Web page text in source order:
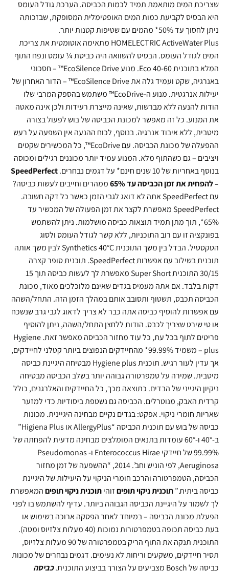
שצריכת המים מותאמת תמיד לכמות הכביסה. הערכת גודל העומס
היא הבסיס לקביעת כמות המים האופטימלית המסופקת, שבזכותה
ניתן לחסוך עד 50%* מהמים עם שטיפות קטנות יותר.
HOMELECTRIC ActiveWater Plus מתאימה אוטומטית את צריכת
המים לגודל העומס. הבסיס להשוואה היה כביסת ¼ עומס ונפח התוף
המלא בתוכנית Eco 40-60. מנוע EcoSilence Drive™ – חסכוני
באנרגיה, שקט ועמיד גלה את EcoSilence Drive™ – הדור האחרון של
יעילות אנרגטית. מנוע ה-EcoDrive™ משתמש בהספק המרבי שלו
הודות להנעה ללא מברשות, שאינה מייצרת רעידות ולכן אינה מאטה
את המנוע. כל זה מאפשר למכונת הכביסה של בוש לפעול בצורה
מיטבית, ללא איבוד אנרגיה. בנוסף, לכוח ההנעה אין השפעה על רעש
ההפעלה של מכונת הכביסה. עם EcoDrive™, כל המכשירים שקטים
ויציבים – גם כשהתוף מלא. המנוע עמיד יותר מכוננים רגילים ומכוסה
בנוסף באחריות של 10 שנים חינם* על דגמים נבחרים.
SpeedPerfect
– להפחית את זמן הכביסה עד 65%
ממהרים וחייבים לעשות כביסה?
עם SpeedPerfect אתה לא דואג לגבי הזמן כאשר כל דקה חשובה.
SpeedPerfect מאפשרת לקצר את זמן הפעולה של המכשיר עד
65%*, תוך מתן תמיד תוצאות כביסה מושלמות. ניתן להשתמש
בפונקציה זו עם רוב התוכניות, ללא קשר לגודל העומס ולסוג
הטקסטיל. הבדל בין משך התוכנית Synthetics 40°C לבין משך אותה
תוכנית בשילוב עם אפשרות SpeedPerfect. תוכנית סופר קצרה
30/15 התוכנית Super Short מאפשרת לך לעשות כביסה תוך 15
דקות בלבד. אם אתה מעמיס בגדים שאינם מלוכלכים מאוד, מכונת
הכביסה תכבס, תשטוף ותסובב אותם במהלך הזמן הזה. התחל/השהה
עם אפשרות להוסיף כביסה אתה כבר לא צריך לדאוג לגבי גרב שנשכח
או טי שירט שצריך לכבס. הודות ללחצן התחל/השהה, ניתן להוסיף
פריטים לתוף בכל עת, כל עוד מחזור הכביסה מאפשר זאת. Hygiene
plus – משמיד 99.99%* מהחיידקים הנפוצים ביותר קטלני לחיידקים,
אך עדין לעור רגיש. תוכנית Hygiene plus מבטיחה היגיינת כביסה
מיטבית. שמירה על טמפרטורה גבוהה יותר בשלב הכביסה מבטיחה
ניקיון היגייני של הבדים. כתוצאה מכך, כל החיידקים והאלרגנים, כולל
קרדית האבק, מנוטרלים. הכביסה גם נשטפת ביסודיות כדי למזער
שאריות חומרי ניקוי. אפקט: בגדים נקיים מבחינה היגיינית. מכונות
כביסה של בוש עם תוכנית הכביסה “AllergyPlus או Higiena Plus”
ב-40° ו-60° עומדות בתנאים המומלצים מבחינה מדעית להפחתה של
99.99% של חיידקי Enterococcus Hirae ו- Pseudomonas
Aeruginosa, לפי הוניש וחב’. 2014, “ההשפעה של זמן מחזור
הכביסה, הטמפרטורה והרכב חומרי הניקוי על היעילות של היגיינת
כביסה ביתית.”תוכנית ניקוי תופיםזוהיתוכנית ניקוי תופיםהמאפשרת
לך לשמור על היגיינת הכביסה הגבוהה ביותר. עדיף להשתמש בו לפני
הפעלת מכונת הכביסה – במיוחד לאחר הפסקה ארוכה בשימוש או
בעת כביסה תכופה בטמפרטורות נמוכות (40 מעלות צלזיוס ומטה).
התוכנית תנקה את התוף הריק בטמפרטורה של 90 מעלות צלזיוס,
תסיר חיידקים, משקעים וריחות לא נעימים. דגמים נבחרים של מכונות
כביסה של Bosch מצביעים על הצורך בביצוע התוכנית.
כביסה